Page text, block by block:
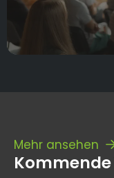
Mehr ansehen